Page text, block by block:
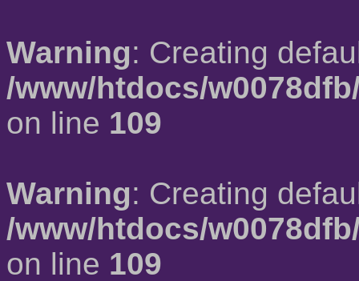
Warning: Creating
/www/htdocs/
on line 109
Warning: Creating
/www/htdocs/
on line 109